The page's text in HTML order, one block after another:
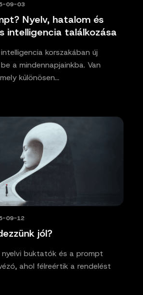
Nyelv, hatalom és
intelligencia találkozása
09-03
korszakában új
a mindennapjainkba. Van
különösen…
jól?
09-12
buktatók és a prompt
ahol félreértik a rendelést